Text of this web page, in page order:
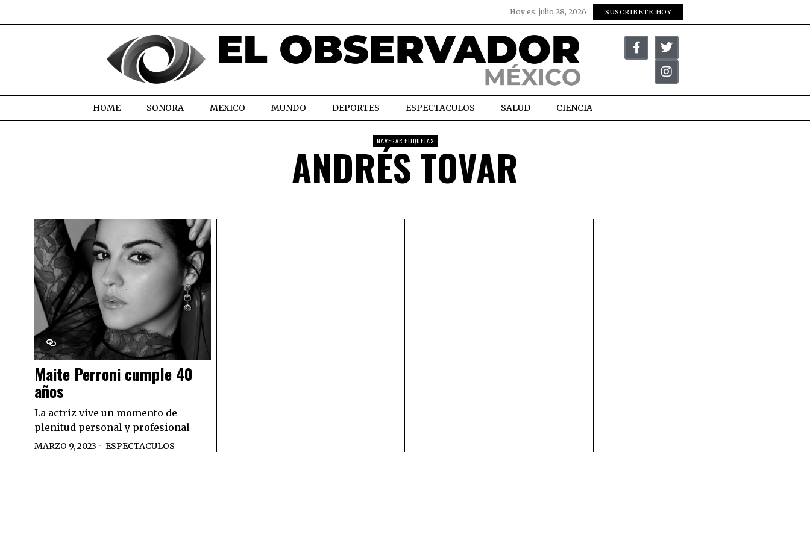
Hoy es: julio 28, 2026 SUSCRIBETE HOY
HOME SONORA MEXICO MUNDO DEPORTES ESPECTACULOS SALUD CIENCIA
NAVEGAR ETIQUETAS
ANDRÉS TOVAR
Maite Perroni cumple 40
años
La actriz vive un momento de
plenitud personal y profesional
MARZO 9, 2023 ESPECTACULOS